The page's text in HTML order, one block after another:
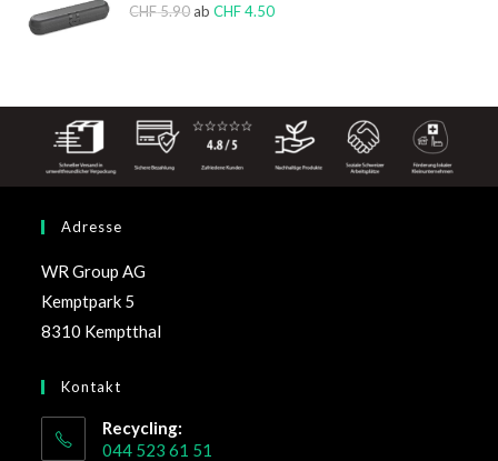
CHF5.90 abCHF4.50
Adresse
WR Group AG
Kemptpark 5
8310 Kemptthal
Kontakt
Recycling:
044 523 61 51